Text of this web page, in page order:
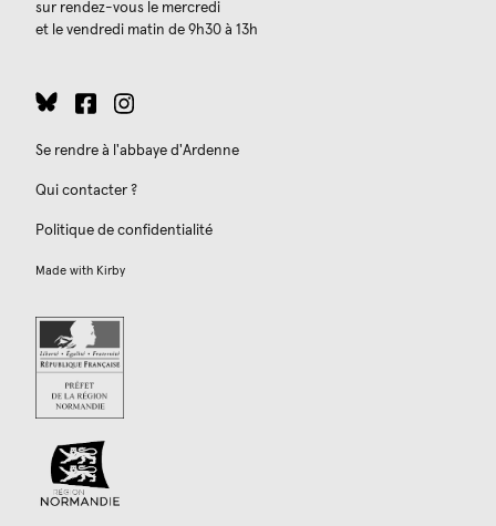
sur rendez-vous le mercredi
et le vendredi matin de 9h30 à 13h
Se rendre à l'abbaye d'Ardenne
Qui contacter ?
Politique de confidentialité
Made with Kirby